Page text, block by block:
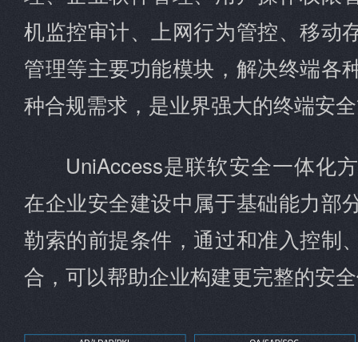
机监控审计、上网行为管控、移动
管理等主要功能模块，解决终端各
种合规需求，是业界强大的终端安
UniAccess是联软安全一体化
在企业安全建设中属于基础能力部
勒索的前提条件，通过和准入控制
合，可以帮助企业构建更完整的安